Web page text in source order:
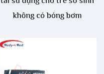
không có bóng bơm